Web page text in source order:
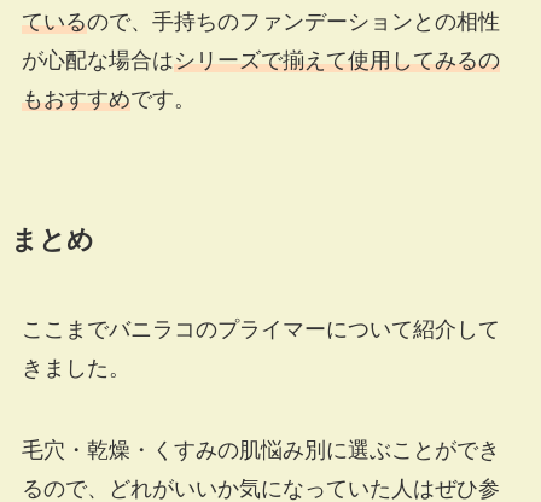
ているので、手持ちのファンデーションとの相性
が心配な場合はシリーズで揃えて使用してみるの
もおすすめです。
まとめ
ここまでバニラコのプライマーについて紹介して
きました。
毛穴・乾燥・くすみの肌悩み別に選ぶことができ
るので、どれがいいか気になっていた人はぜひ参